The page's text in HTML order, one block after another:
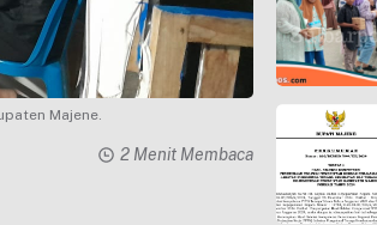
Majene.
2 Menit Membaca